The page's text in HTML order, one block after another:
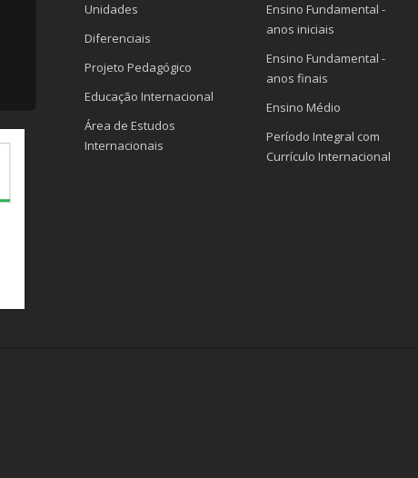
Unidades
Diferenciais
Projeto Pedagógico
Educação Internacional
Área de Estudos
Internacionais
Ensino Fundamental -
anos iniciais
Ensino Fundamental -
anos finais
Ensino Médio
Período Integral com
Currículo Internacional